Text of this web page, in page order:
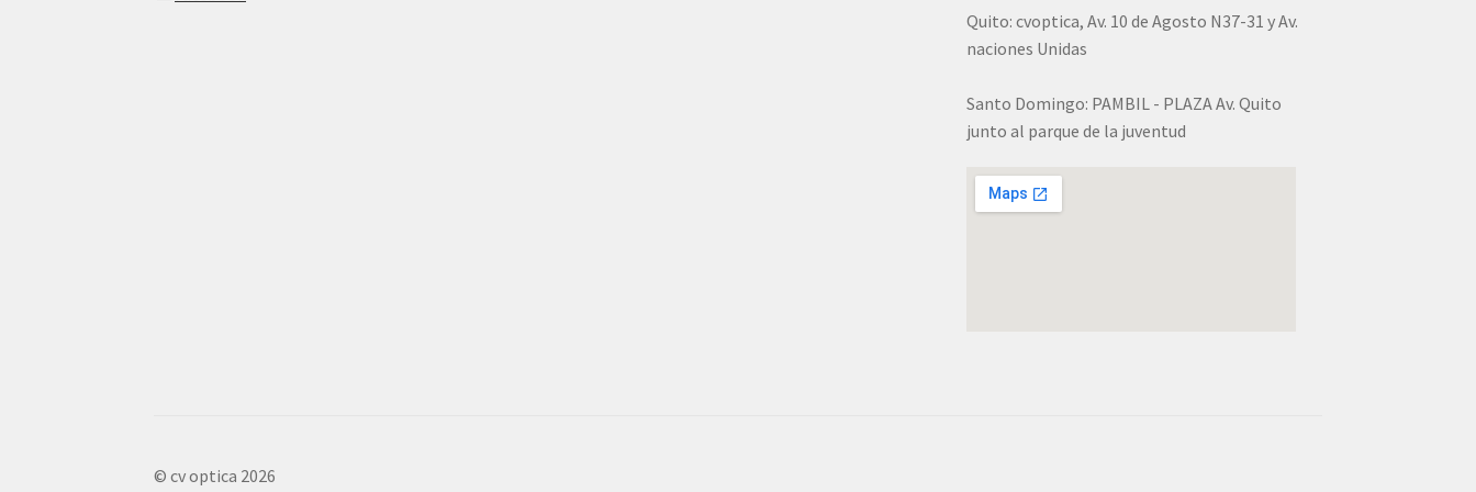
Quito: cvoptica, Av. 10 de Agosto N37-31 y Av.
naciones Unidas
Santo Domingo: PAMBIL - PLAZA Av. Quito
junto al parque de la juventud
© cv optica 2026